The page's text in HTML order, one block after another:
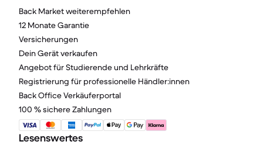
Back Market weiterempfehlen
12 Monate Garantie
Versicherungen
Dein Gerät verkaufen
Angebot für Studierende und Lehrkräfte
Registrierung für professionelle Händler:innen
Back Office Verkäuferportal
100 % sichere Zahlungen
Lesenswertes